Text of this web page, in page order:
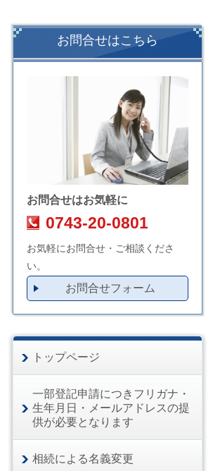
お問合せはこちら
お問合せはお気軽に
0743-20-0801
お気軽にお問合せ・ご相談くださ
い。
お問合せフォーム
トップページ
一部登記申請につきフリガナ・
生年月日・メールアドレスの提
供が必要となります
相続による名義変更